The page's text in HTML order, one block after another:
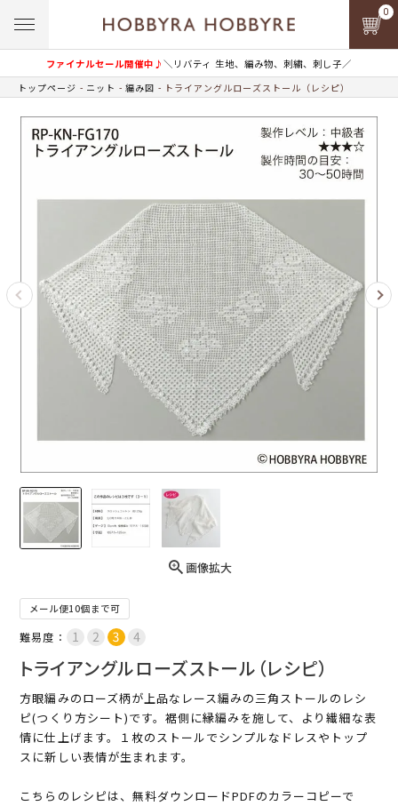
ファイナルセール開催中♪＼リバティ 生地、編み物、刺繍、刺し子／
0
トップページ ニット 編み図 トライアングルローズストール（レシピ）
画像拡大
メール便10個まで可
難易度：
トライアングルローズストール（レシピ）
方眼編みのローズ柄が上品なレース編みの三角ストールのレシ
ピ(つくり方シート)です。裾側に縁編みを施して、より繊細な表
情に仕上げます。１枚のストールでシンプルなドレスやトップ
スに新しい表情が生まれます。
こちらのレシピは、無料ダウンロードPDFのカラーコピーで